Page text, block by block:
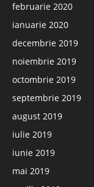
februarie 2020
ianuarie 2020
decembrie 2019
noiembrie 2019
octombrie 2019
septembrie 2019
august 2019
iulie 2019
iunie 2019
mai 2019